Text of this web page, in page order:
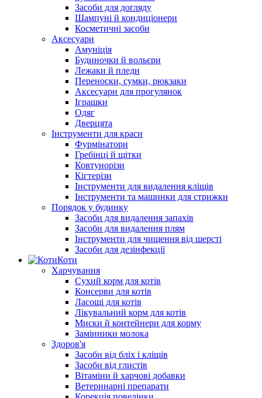
Засоби для догляду
Шампуні й кондиціонери
Косметичні засоби
Аксесуари
Амуніція
Будиночки й вольєри
Лежаки й пледи
Переноски, сумки, рюкзаки
Аксесуари для прогулянок
Іграшки
Одяг
Дверцята
Інструменти для краси
Фурмінатори
Гребінці й щітки
Ковтунорізи
Кігтерізи
Інструменти для видалення кліщів
Інструменти та машинки для стрижки
Порядок у будинку
Засоби для видалення запахів
Засоби для видалення плям
Інструменти для чищення від шерсті
Засоби для дезінфекції
Коти
Харчування
Сухий корм для котів
Консерви для котів
Ласощі для котів
Лікувальний корм для котів
Миски й контейнери для корму
Замінники молока
Здоров'я
Засоби від бліх і кліщів
Засоби від глистів
Вітаміни й харчові добавки
Ветеринарні препарати